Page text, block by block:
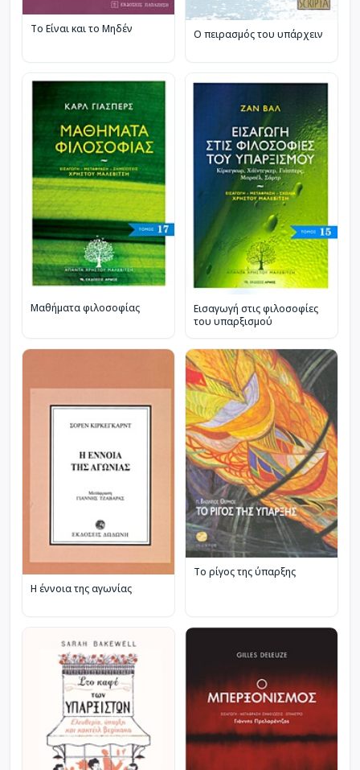
Το Είναι και το Μηδέν Ο πειρασμός του υπάρχειν
Μαθήματα φιλοσοφίας
Εισαγωγή στις φιλοσοφίες
του υπαρξισμού
Η έννοια της αγωνίας
Το ρίγος της ύπαρξης